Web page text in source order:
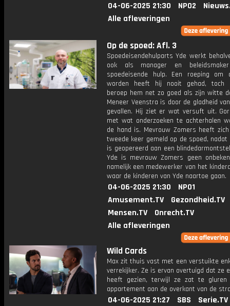
04-06-2025 21:30 NPO2
Alle afleveringen
Op de spoed: Afl. 3
Spoedeisendehulparts Yde werkt
ook als manager en
spoedeisende hulp. Een roeping om
worden heeft hij nooit gehad, toch
beroep hem net zo goed als zijn witte
Meneer Veenstra is door de gladheid
gevallen. Hij ziet er wat versuft uit.
met wat onderzoeken te achterhalen
de hand is. Mevrouw Zomers heeft
tweede keer gemeld op de spoed, nadat
is geopereerd aan een
Yde is mevrouw Zomers geen
namelijk een medewerker van het
waar de kinderen van Yde naartoe gaan.
04-06-2025 21:30
NPO1
Amusement.TV
Gezondheid.TV
Mensen.TV
Onrecht.TV
Alle afleveringen
Wild Cards
Max zit thuis vast met een verstuikte
verrekijker. Ze is ervan overtuigd dat ze
heeft gezien, terwijl ze zat te gluren
appartement aan de overkant van de
04-06-2025 21:27 SBS
Serie.TV